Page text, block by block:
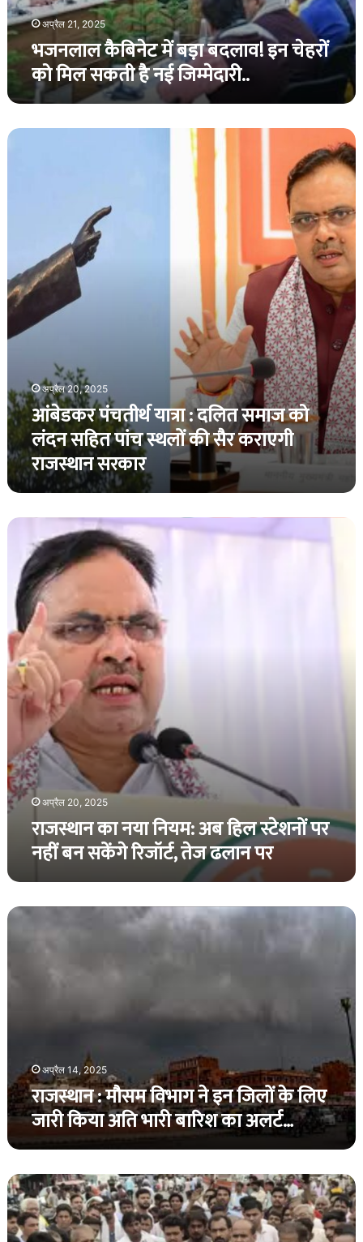
मिल
सकती
है
नई
जिम्मेदारी..
अप्रैल 21, 2025
भजनलाल कैबिनेट में बड़ा बदलाव! इन चेहरों
को मिल सकती है नई जिम्मेदारी..
आंबेडकर
सहित
पांच
स्थलों
सैर
सरकार
अप्रैल 20, 2025
आंबेडकर पंचतीर्थ यात्रा : दलित समाज को
लंदन सहित पांच स्थलों की सैर कराएगी
राजस्थान सरकार
राजस्थान
नियम:
अब
हिल
स्टेशनों
पर
नहीं
बन
सकेंगे
ढलान
पर
अप्रैल 20, 2025
राजस्थान का नया नियम: अब हिल स्टेशनों पर
नहीं बन सकेंगे रिजॉर्ट, तेज ढलान पर
राजस्थान
किया
अति
भारी
का
अप्रैल 14, 2025
राजस्थान : मौसम विभाग ने इन जिलों के लिए
जारी किया अति भारी बारिश का अलर्ट…
Rajasthan
News
बेटी